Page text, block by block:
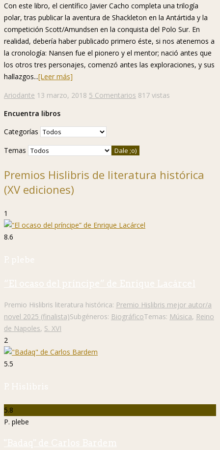
Con este libro, el científico Javier Cacho completa una trilogía
polar, tras publicar la aventura de Shackleton en la Antártida y la
competición Scott/Amundsen en la conquista del Polo Sur. En
realidad, debería haber publicado primero éste, si nos atenemos a
la cronología: Nansen fue el pionero y el mentor; nació antes que
los otros tres personajes, comenzó antes las exploraciones, y sus
hallazgos...[Leer más]
Ariodante 13 marzo, 2018 5 Comentarios 817 vistas
Encuentra libros
Categorías
Temas
Premios Hislibris de literatura histórica
(XV ediciones)
1
8.6
P. plebe
“El ocaso del príncipe” de Enrique Lacárcel
Premio Hislibris literatura histórica: Premio Hislibris mejor autor/a
novel 2025 (finalista)Subgéneros: BiográficoTemas: Música, Reino
de Napoles, S. XVI
2
5.5
P. Hislibris
5.8
P. plebe
"Badaq" de Carlos Bardem